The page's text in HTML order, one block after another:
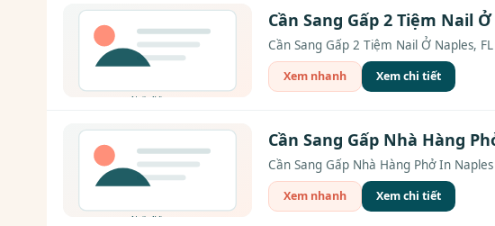
Cần Sang Gấp 2 Tiệm Nail
Cần Sang Gấp 2 Tiệm Nail Ở Naples,
Xem nhanh Xem chi tiết
Cần Sang Gấp Nhà Hàng
Cần Sang Gấp Nhà Hàng Phở In
Xem nhanh Xem chi tiết